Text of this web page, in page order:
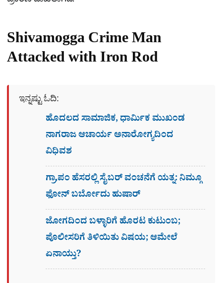
Shivamogga Crime Man
Attacked with Iron Rod
ಇನ್ನಷ್ಟು ಓದಿ:
ಹೊದಲದ ಸಾಮಾಜಿಕ, ಧಾರ್ಮಿಕ ಮುಖಂಡ
ನಾಗರಾಜ ಆಚಾರ್ಯ ಅನಾರೋಗ್ಯದಿಂದ
ವಿಧಿವಶ
ಗ್ರಾ,ಪಂ ಹೆಸರಲ್ಲಿ ಸೈಬ‌ರ್ ವಂಚನೆಗೆ ಯತ್ನ: ನಿಮ್ಗೂ
ಫೋನ್​ ಬರ್ಬೋದು ಹುಷಾರ್​​
ಜೋಗದಿಂದ ಬಳ್ಳಾರಿಗೆ ಹೊರಟ ಕುಟುಂಬ;
ಪೊಲೀಸರಿಗೆ ತಿಳಿಯಿತು ವಿಷಯ; ಆಮೇಲೆ
ಏನಾಯ್ತು?